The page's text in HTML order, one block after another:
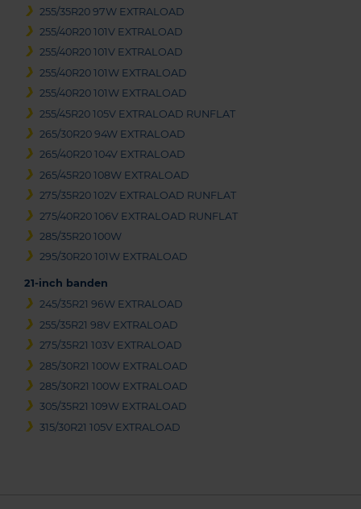
255/35R20 97W EXTRALOAD
255/40R20 101V EXTRALOAD
255/40R20 101V EXTRALOAD
255/40R20 101W EXTRALOAD
255/40R20 101W EXTRALOAD
255/45R20 105V EXTRALOAD RUNFLAT
265/30R20 94W EXTRALOAD
265/40R20 104V EXTRALOAD
265/45R20 108W EXTRALOAD
275/35R20 102V EXTRALOAD RUNFLAT
275/40R20 106V EXTRALOAD RUNFLAT
285/35R20 100W
295/30R20 101W EXTRALOAD
21-inch banden
245/35R21 96W EXTRALOAD
255/35R21 98V EXTRALOAD
275/35R21 103V EXTRALOAD
285/30R21 100W EXTRALOAD
285/30R21 100W EXTRALOAD
305/35R21 109W EXTRALOAD
315/30R21 105V EXTRALOAD